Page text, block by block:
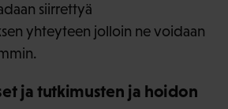
siirrettyä
yhteyteen jolloin ne voidaan
ja tutkimusten ja hoidon